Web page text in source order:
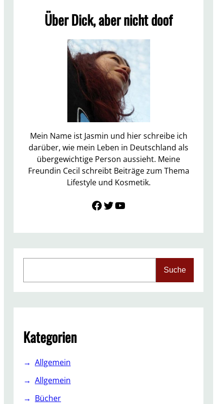
e
b
r
a
p
r
i
l
2
0
u
s
a
t
Über Dick, aber nicht doof
Mein Name ist Jasmin und hier schreibe ich
darüber, wie mein Leben in Deutschland als
übergewichtige Person aussieht. Meine
Freundin Cecil schreibt Beiträge zum Thema
Lifestyle und Kosmetik.
Link zu Facebook Twitter YouTube
c
Suche
Kategorien
Allgemein
Allgemein
Bücher